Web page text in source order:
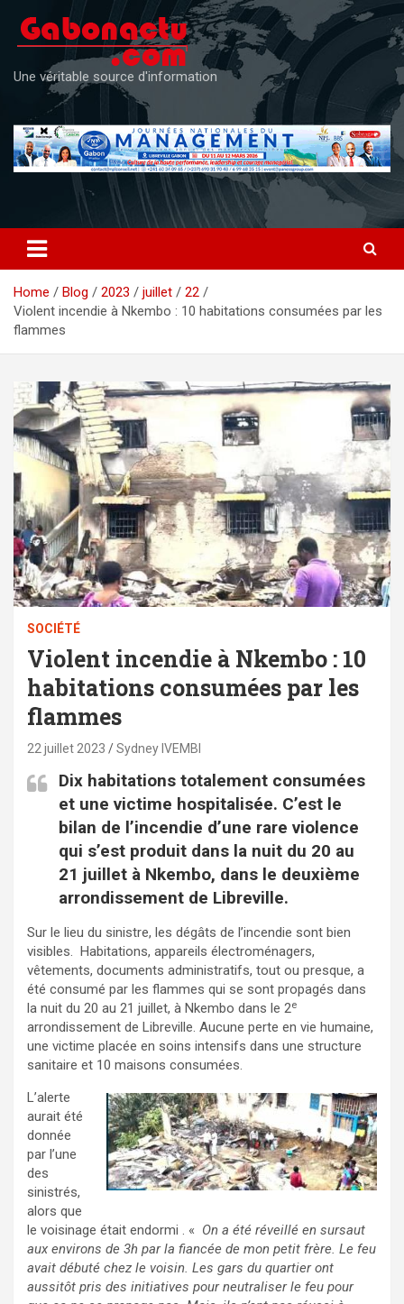
content
Une véritable source d'information
Home Blog 2023 juillet
22
Violent incendie à Nkembo : 10 habitations consumées par les
flammes
SOCIÉTÉ
Violent incendie à Nkembo : 10
habitations consumées par les
flammes
22 juillet 2023 Sydney IVEMBI
Dix habitations totalement consumées
et une victime hospitalisée. C’est le
bilan de l’incendie d’une rare violence
qui s’est produit dans la nuit du 20 au
21 juillet à Nkembo, dans le deuxième
arrondissement de Libreville.
Sur le lieu du sinistre, les dégâts de l’incendie sont bien
visibles. Habitations, appareils électroménagers,
vêtements, documents administratifs, tout ou presque, a
été consumé par les flammes qui se sont propagés dans
la nuit du 20 au 21 juillet, à Nkembo dans le 2e
arrondissement de Libreville. Aucune perte en vie humaine,
une victime placée en soins intensifs dans une structure
sanitaire et 10 maisons consumées.
L’alerte
aurait été
donnée
par l’une
des
sinistrés,
alors que
le voisinage était endormi . « On a été réveillé en sursaut
aux environs de 3h par la fiancée de mon petit frère. Le feu
avait débuté chez le voisin. Les gars du quartier ont
aussitôt pris des initiatives pour neutraliser le feu pour